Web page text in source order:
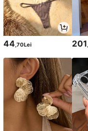
44 ,70Lei 201